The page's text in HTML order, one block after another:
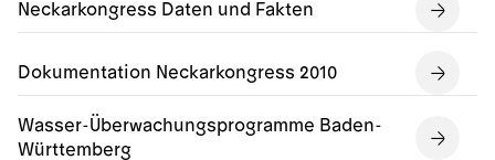
Neckarkongress Daten und Fakten
Dokumentation Neckarkongress 2010
Wasser-Überwachungsprogramme Baden-
Württemberg